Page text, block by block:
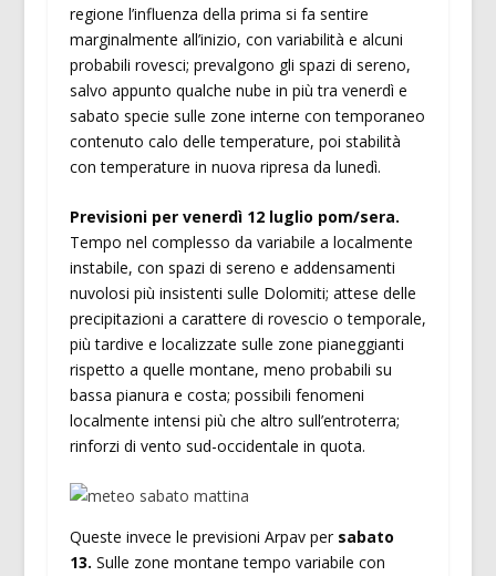
regione l’influenza della prima si fa sentire
marginalmente all’inizio, con variabilità e alcuni
probabili rovesci; prevalgono gli spazi di sereno,
salvo appunto qualche nube in più tra venerdì e
sabato specie sulle zone interne con temporaneo
contenuto calo delle temperature, poi stabilità
con temperature in nuova ripresa da lunedì.
Previsioni per venerdì 12 luglio pom/sera.
Tempo nel complesso da variabile a localmente
instabile, con spazi di sereno e addensamenti
nuvolosi più insistenti sulle Dolomiti; attese delle
precipitazioni a carattere di rovescio o temporale,
più tardive e localizzate sulle zone pianeggianti
rispetto a quelle montane, meno probabili su
bassa pianura e costa; possibili fenomeni
localmente intensi più che altro sull’entroterra;
rinforzi di vento sud-occidentale in quota.
Queste invece le previsioni Arpav per sabato
13. Sulle zone montane tempo variabile con